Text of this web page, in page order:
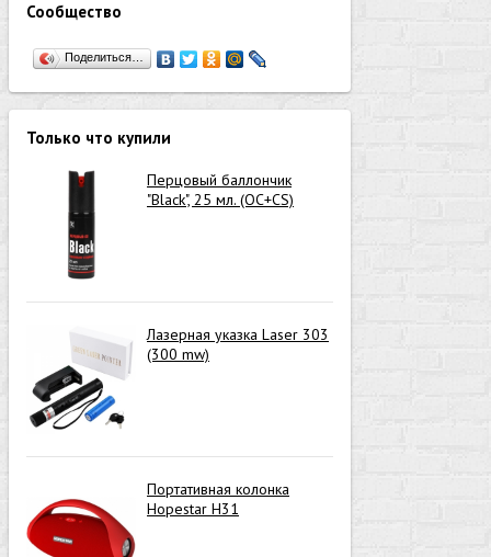
Сообщество
Поделиться…
Только что купили
Перцовый баллончик
"Black", 25 мл. (OC+CS)
Лазерная указка Laser 303
(300 mw)
Портативная колонка
Hopestar H31